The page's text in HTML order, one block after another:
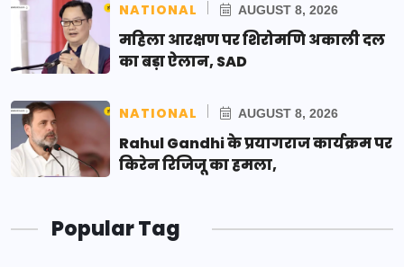
NATIONAL AUGUST 8, 2026
महिला आरक्षण पर शिरोमणि अकाली दल
का बड़ा ऐलान, SAD
NATIONAL AUGUST 8, 2026
Rahul Gandhi के प्रयागराज कार्यक्रम पर
किरेन रिजिजू का हमला,
Popular Tag